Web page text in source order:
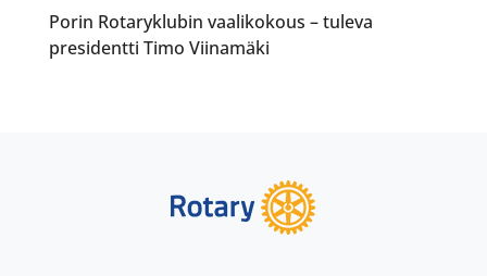
Porin Rotaryklubin vaalikokous – tuleva
presidentti Timo Viinamäki